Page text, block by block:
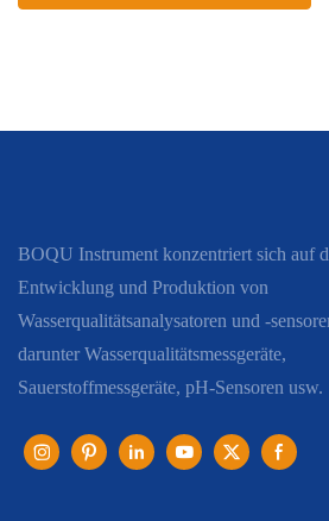
BOQU Instrument konzentriert sich auf
Entwicklung und Produktion von
Wasserqualitätsanalysatoren und -
darunter Wasserqualitätsmessgeräte,
Sauerstoffmessgeräte, pH-Sensoren usw.